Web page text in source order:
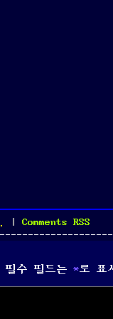
Comments RSS
필수 필드는 *로 표